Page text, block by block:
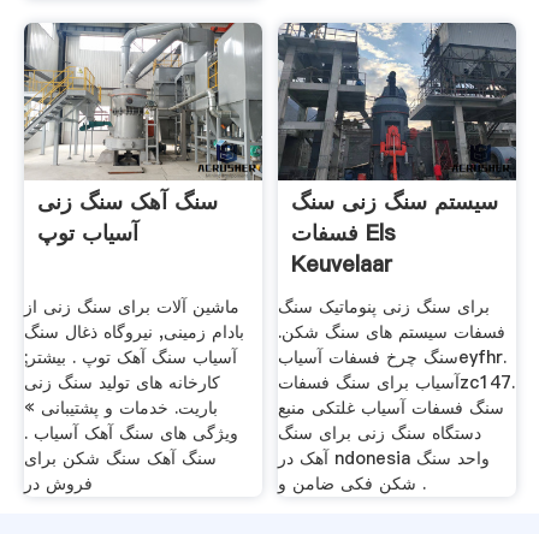
سنگ آهک سنگ زنی
آسیاب توپ
ماشین آلات برای سنگ زنی از
بادام زمینی, نیروگاه ذغال سنگ
آسیاب سنگ آهک توپ . بیشتر;
کارخانه های تولید سنگ زنی
باریت. خدمات و پشتیبانی »
ویژگی های سنگ آهک آسیاب .
سنگ آهک سنگ شکن برای
فروش در
سیستم سنگ زنی سنگ
فسفات Els
Keuvelaar
برای سنگ زنی پنوماتیک سنگ
فسفات سیستم های سنگ شکن.
سنگ چرخ فسفات آسیابeyfhr.
آسیاب برای سنگ فسفاتzc147.
سنگ فسفات آسیاب غلتکی منبع
دستگاه سنگ زنی برای سنگ
آهک در ndonesia واحد سنگ
شکن فکی ضامن و .